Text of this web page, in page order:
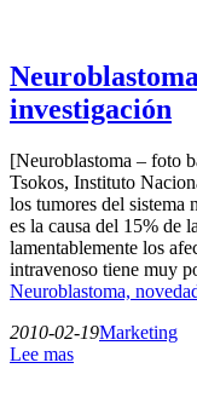
investigación
[Neuroblastoma – foto
Tsokos, Instituto
los tumores del sistema
es la causa del 15% de
lamentablemente los
intravenoso tiene muy
Neuroblastoma,
2010-02-19Marketing
Lee mas